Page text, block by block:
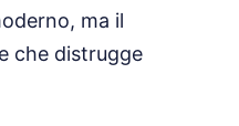
ma il
che distrugge